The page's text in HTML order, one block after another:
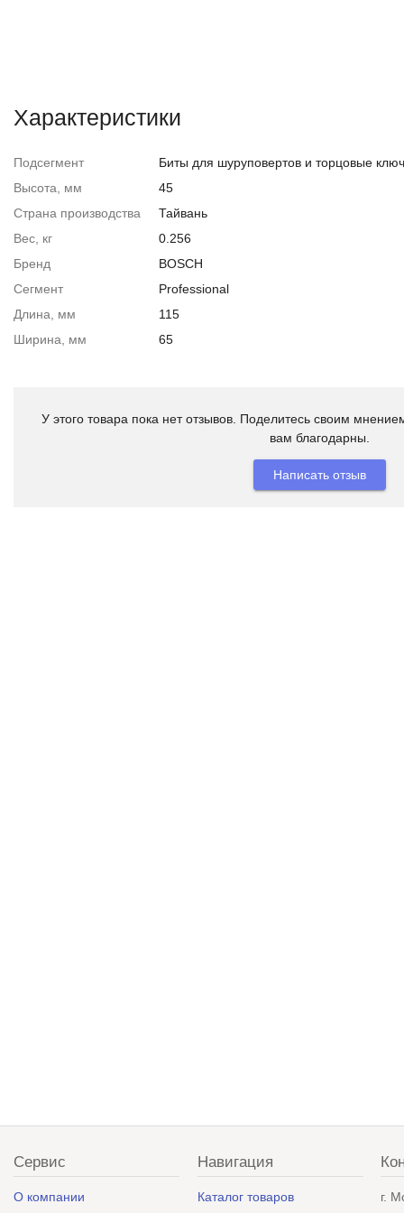
Характеристики
Подсегмент
Биты для шуруповертов и торцовые
Высота, мм
45
Страна производства
Тайвань
Вес, кг
0.256
Бренд
BOSCH
Сегмент
Professional
Длина, мм
115
Ширина, мм
65
У этого товара пока нет отзывов. Поделитесь своим
вам благодарны.
Написать отзыв
Сервис
О компании
Навигация
Каталог товаров
г.